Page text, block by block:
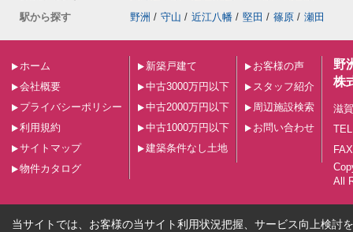
駅から探す
野洲 / 守山 / 近江八幡 / 堅田 / 篠原 / 瀬田
ホーム
会社概要
プライバシーポリシー
利用規約
サイトマップ
物件カタログ
新築戸建て
中古3000万円以下
中古2000万円以下
中古1000万円以下
建築条件なし土地
お客様の声
スタッフ紹介
周辺施設検索
お問い合わせ
野
株
滋
All
当サイトでは、お客様の当サイト利用状況把握、サービス向上検討